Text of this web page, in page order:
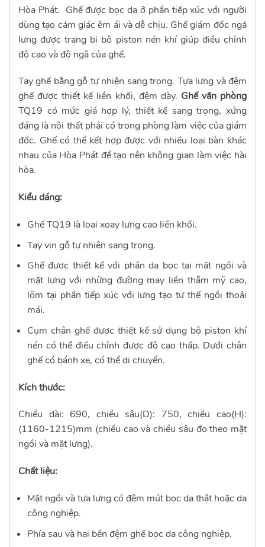
Hòa Phát. Ghế được bọc da ở phần tiếp xúc với người
dùng tạo cảm giác êm ái và dễ chịu. Ghế giám đốc ngả
lưng được trang bị bộ piston nén khí giúp điều chỉnh
độ cao và độ ngã của ghế.
Tay ghế bằng gỗ tự nhiên sang trọng. Tựa lưng và đệm
ghế được thiết kế liền khối, đệm dày. Ghế văn phòng
TQ19 có mức giá hợp lý, thiết kế sang trọng, xứng
đáng là nội thất phải có trong phòng làm việc của giám
đốc. Ghế có thể kết hợp được với nhiều loại bàn khác
nhau của Hòa Phát để tạo nên không gian làm việc hài
hòa.
Kiểu dáng:
Ghế TQ19 là loại xoay lưng cao liền khối.
Tay vịn gỗ tự nhiên sang trọng.
Ghế được thiết kế với phần da bọc tại mặt ngồi và
mặt lưng với những đường may liền thẫm mỹ cao,
lõm tại phần tiếp xúc với lưng tạo tư thế ngồi thoải
mái.
Cụm chân ghế được thiết kế sử dụng bộ piston khí
nén có thể điều chỉnh được độ cao thấp. Dưới chân
ghế có bánh xe, có thể di chuyển.
Kích thước:
Chiều dài: 690, chiều sâu(D): 750, chiều cao(H):
(1160-1215)mm (chiều cao và chiều sâu đo theo mặt
ngồi và mặt lưng).
Chất liệu:
Mặt ngồi và tựa lưng có đệm mút bọc da thật hoặc da
công nghiệp.
Phía sau và hai bên đệm ghế bọc da công nghiệp.